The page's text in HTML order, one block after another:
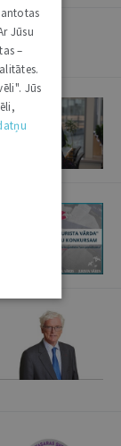
Jūsu
–
Jūs